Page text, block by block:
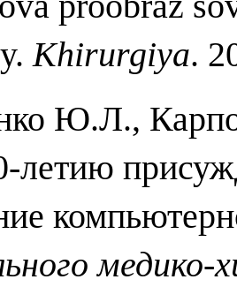
Khirurgiya.
Ю.Л.,
медико-